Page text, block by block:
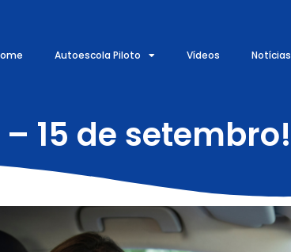
Autoescola Piloto Vídeos Notícias
15 de setembro!